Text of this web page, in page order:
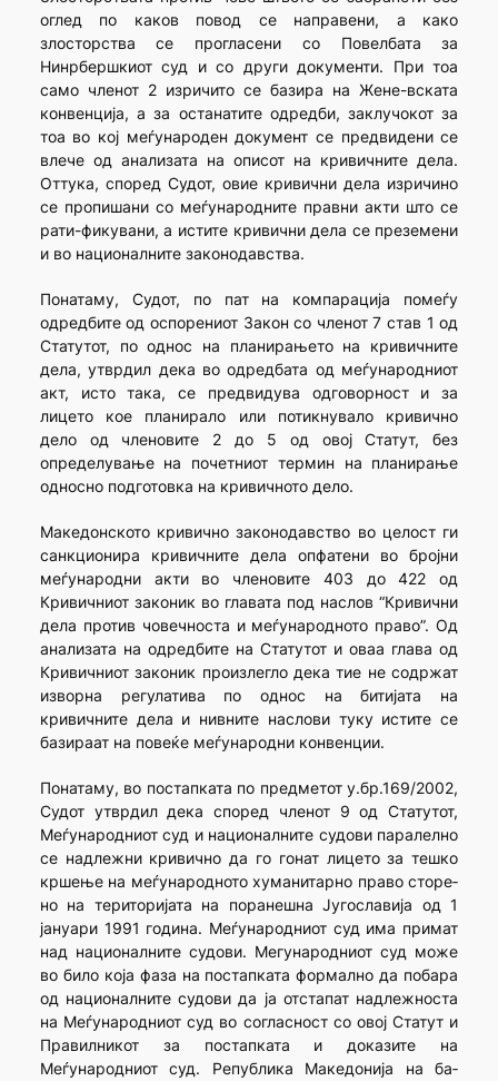
оглед по каков повод се направени, а како
злосторства се прогласени со Повелбата за
Нинрбершкиот суд и со други документи. При тоа
само членот 2 изричито се базира на Жене-вската
конвенција, а за останатите одредби, заклучокот за
тоа во кој меѓународен документ се предвидени се
влече од анализата на описот на кривичните дела.
Оттука, според Судот, овие кривични дела изричино
се пропишани со меѓународните правни акти што се
рати-фикувани, а истите кривични дела се преземени
и во национал­ните законодавства.
Понатаму, Судот, по пат на компарација помеѓу
одредбите од оспорениот Закон со членот 7 став 1 од
Статутот, по однос на пла­нирањето на кривичните
дела, утврдил дека во одредбата од меѓуна­родниот
акт, исто така, се предвидува одговорност и за
лицето кое планирало или потикнувало кривично
дело од членовите 2 до 5 од овој Статут, без
определување на почетниот термин на планирање
односно подготовка на кривичното дело.
Македонското кривично законодавство во целост ги
сан­кционира кривичните дела опфатени во бројни
меѓународни акти во членовите 403 до 422 од
Кривичниот законик во главата под наслов “Кривични
дела против човечноста и меѓународното право”. Од
ана­лизата на одредбите на Статутот и оваа глава од
Кривичниот законик произлегло дека тие не содржат
изворна регулатива по однос на би­тијата на
кривичните дела и нивните наслови туку истите се
базираат на повеќе меѓународни конвенции.
Понатаму, во постапката по предметот у.бр.169/2002,
Судот утврдил дека според членот 9 од Статутот,
Меѓународниот суд и националните судови паралелно
се надлежни кривично да го гонат лицето за тешко
кршење на меѓународното хуманитарно право сторе­
но на територијата на поранешна Југославија од 1
јануари 1991 годи­на. Меѓународниот суд има примат
над националните судови. Мегуна­родниот суд може
во било која фаза на постапката формално да побара
од националните судови да ја отстапат надлежноста
на Меѓу­народниот суд во согласност со овој Статут и
Правилникот за постап­ката и доказите на
Меѓународниот суд. Република Македонија на ба­